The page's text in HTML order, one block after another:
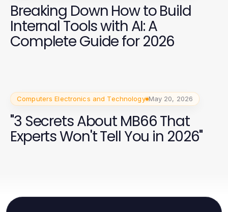
Breaking Down How to Build
Internal Tools with AI: A
Complete Guide for 2026
Computers Electronics and Technology May 20, 2026
"3 Secrets About MB66 That
Experts Won't Tell You in 2026"